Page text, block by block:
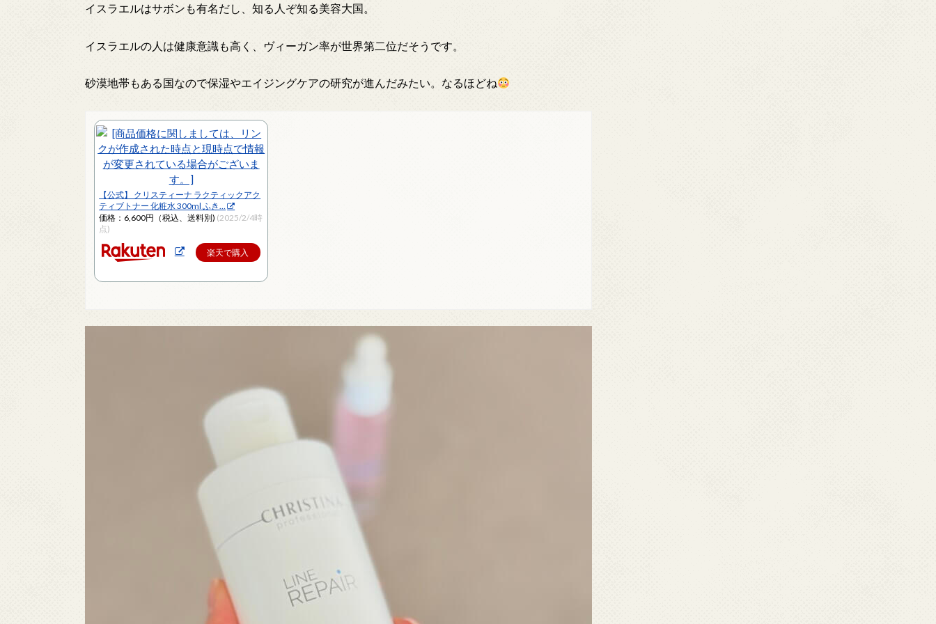
イスラエルはサボンも有名だし、知る人ぞ知る美容大国。
イスラエルの人は健康意識も高く、ヴィーガン率が世界第二位だそうです。
砂漠地帯もある国なので保湿やエイジングケアの研究が進んだみたい。なるほどね
【公式】 クリスティーナ ラクティックアク
ティブトナー 化粧水 300ml ふき…
価格：6,600円（税込、送料別) (2025/2/4時
点)
楽天で購入